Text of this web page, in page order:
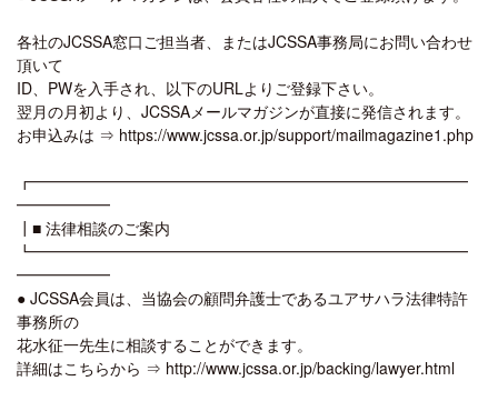
各社のJCSSA窓口ご担当者、またはJCSSA事務局にお問い合わせ
頂いて
ID、PWを入手され、以下のURLよりご登録下さい。
翌月の月初より、JCSSAメールマガジンが直接に発信されます。
お申込みは ⇒ https://www.jcssa.or.jp/support/mailmagazine1.php
┏━━━━━━━━━━━━━━━━━━━━━━━━━━━━
━━━━━━
┃■ 法律相談のご案内
┗━━━━━━━━━━━━━━━━━━━━━━━━━━━━
━━━━━━
● JCSSA会員は、当協会の顧問弁護士であるユアサハラ法律特許
事務所の
花水征一先生に相談することができます。
詳細はこちらから ⇒ http://www.jcssa.or.jp/backing/lawyer.html